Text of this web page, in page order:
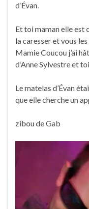
d’Évan.
Et toi maman elle est
la caresser et vous
Mamie Coucou j’ai
d’Anne Sylvestre et
Le matelas d’Évan
que elle cherche un
zibou de Gab